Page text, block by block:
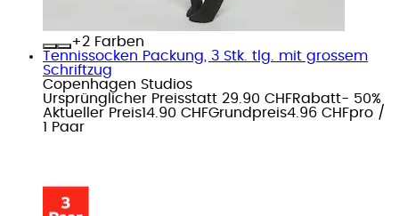
+
Farben
Tennissocken Packung, 3 Stk. tlg. mit grossem
Schriftzug
Copenhagen Studios
Ursprünglicher Preisstatt 29.90 CHFRabatt- 50%
Aktueller Preis14.90 CHFGrundpreis4.96 CHFpro /
1 Paar